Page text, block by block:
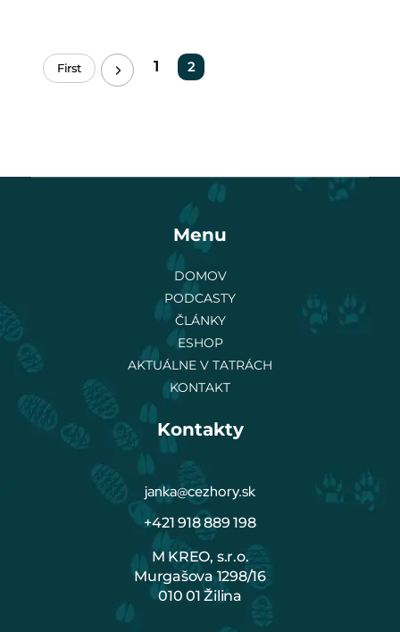
First 1 2
Menu
DOMOV
PODCASTY
ČLÁNKY
ESHOP
AKTUÁLNE V TATRÁCH
KONTAKT
Kontakty
janka@cezhory.sk
+421 918 889 198
M KREO, s.r.o.
Murgašova 1298/16
010 01 Žilina